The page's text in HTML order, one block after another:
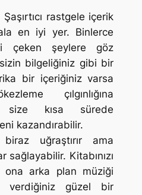
rastgele içerik
en iyi yer. Binlerce
çeken şeylere göz
sizin bilgeliğiniz gibi bir
bir içeriğiniz varsa
çılgınlığına
size kısa sürede
kazandırabilir.
uğraştırır ama
sağlayabilir. Kitabınızı
ona arka plan müziği
verdiğiniz güzel bir